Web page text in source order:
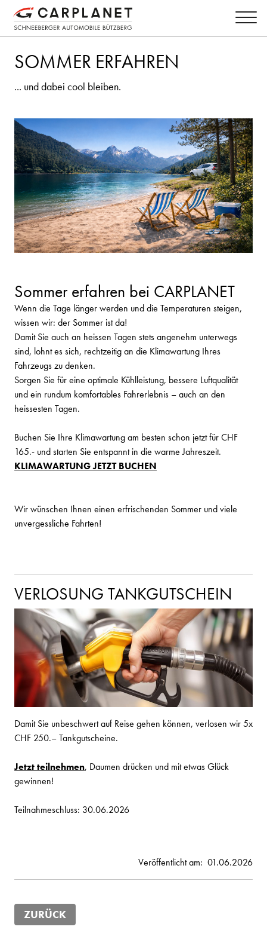
SOMMER ERFAHREN
... und dabei cool bleiben.
Sommer erfahren bei CARPLANET
Wenn die Tage länger werden und die Temperaturen steigen,
wissen wir: der Sommer ist da!
Damit Sie auch an heissen Tagen stets angenehm unterwegs
sind, lohnt es sich, rechtzeitig an die Klimawartung Ihres
Fahrzeugs zu denken.
Sorgen Sie für eine optimale Kühlleistung, bessere Luftqualität
und ein rundum komfortables Fahrerlebnis – auch an den
heissesten Tagen.
Buchen Sie Ihre Klimawartung am besten schon jetzt für CHF
165.- und starten Sie entspannt in die warme Jahreszeit.
KLIMAWARTUNG JETZT BUCHEN
Wir wünschen Ihnen einen erfrischenden Sommer und viele
unvergessliche Fahrten!
VERLOSUNG TANKGUTSCHEIN
Damit Sie unbeschwert auf Reise gehen können, verlosen wir 5x
CHF 250.– Tankgutscheine.
Jetzt teilnehmen, Daumen drücken und mit etwas Glück
gewinnen!
Teilnahmeschluss: 30.06.2026
Veröffentlicht am: 01.06.2026
ZURÜCK